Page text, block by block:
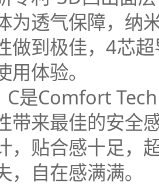
为透气保障，纳
做到极佳，4芯
用体验。
Comfort Tech
带来最佳的安全
，贴合感十足，
，自在感满满。